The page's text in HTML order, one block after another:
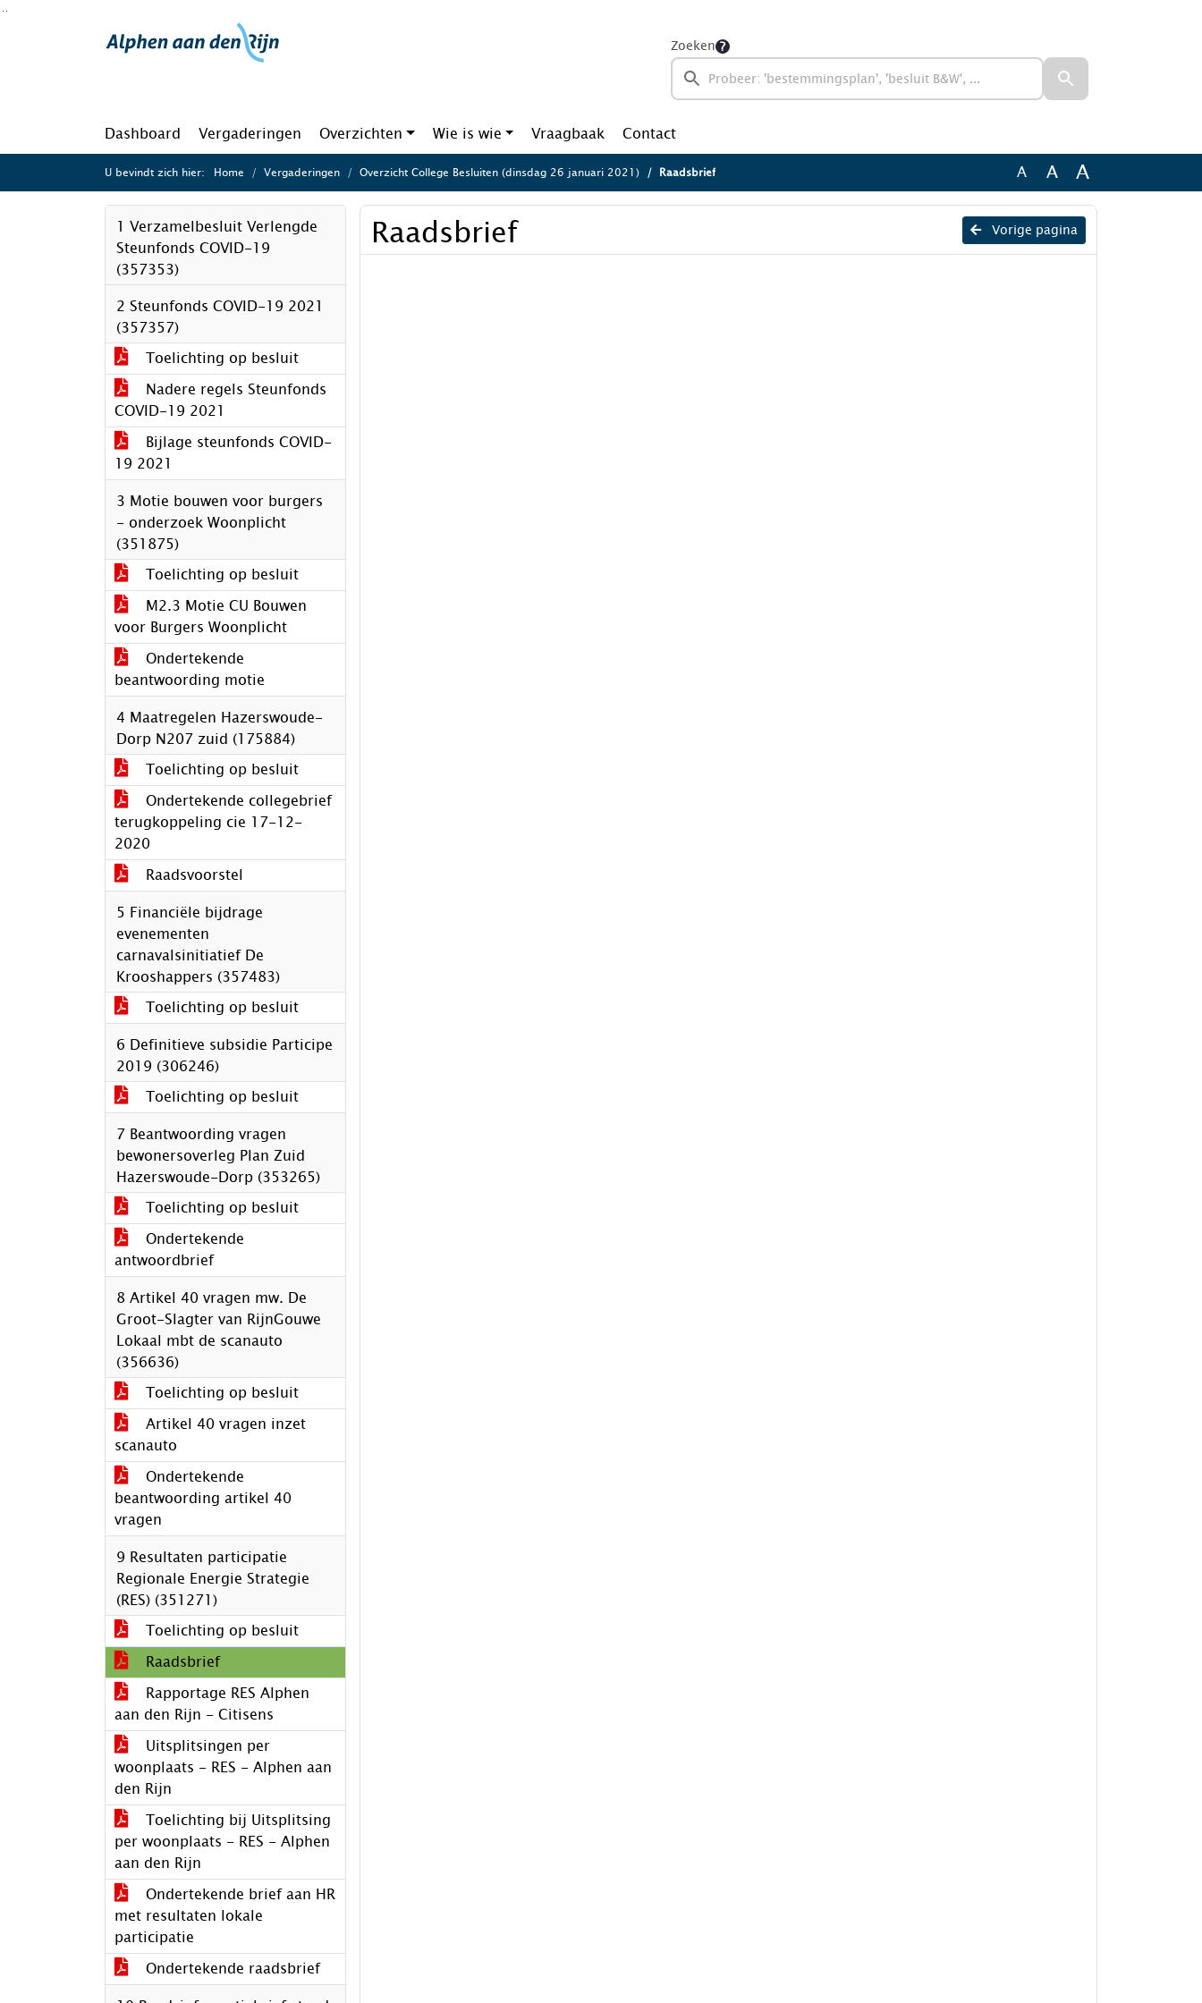
Ga naar de inhoud van deze pagina
Zoeken
Dashboard Vergaderingen Overzichten Wie is wie Vraagbaak Contact
U bevindt zich hier: Home Vergaderingen Overzicht College Besluiten (dinsdag 26 januari 2021) Raadsbrief A A A
1 Verzamelbesluit Verlengde
Steunfonds COVID-19
(357353)
2 Steunfonds COVID-19 2021
(357357)
Toelichting op besluit
Nadere regels Steunfonds
COVID-19 2021
Bijlage steunfonds COVID-
19 2021
3 Motie bouwen voor burgers
- onderzoek Woonplicht
(351875)
Toelichting op besluit
M2.3 Motie CU Bouwen
voor Burgers Woonplicht
Ondertekende
beantwoording motie
4 Maatregelen Hazerswoude-
Dorp N207 zuid (175884)
Toelichting op besluit
Ondertekende collegebrief
terugkoppeling cie 17-12-
2020
Raadsvoorstel
5 Financiële bijdrage
evenementen
carnavalsinitiatief De
Krooshappers (357483)
Toelichting op besluit
6 Definitieve subsidie Participe
2019 (306246)
Toelichting op besluit
7 Beantwoording vragen
bewonersoverleg Plan Zuid
Hazerswoude-Dorp (353265)
Toelichting op besluit
Ondertekende
antwoordbrief
8 Artikel 40 vragen mw. De
Groot-Slagter van RijnGouwe
Lokaal mbt de scanauto
(356636)
Toelichting op besluit
Artikel 40 vragen inzet
scanauto
Ondertekende
beantwoording artikel 40
vragen
9 Resultaten participatie
Regionale Energie Strategie
(RES) (351271)
Toelichting op besluit
Raadsbrief
Rapportage RES Alphen
aan den Rijn - Citisens
Uitsplitsingen per
woonplaats - RES - Alphen aan
den Rijn
Toelichting bij Uitsplitsing
per woonplaats - RES - Alphen
aan den Rijn
Ondertekende brief aan HR
met resultaten lokale
participatie
Ondertekende raadsbrief
Vorige pagina
Raadsbrief